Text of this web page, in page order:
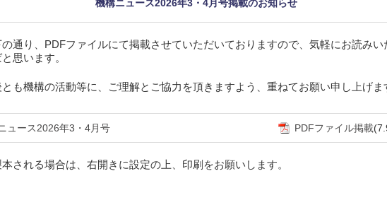
機構ニュース2026年3・4月号掲載のお知らせ
の通り、PDFファイルにて掲載させていただいておりますので、気軽にお読みい
思います。
も機構の活動等に、ご理解とご協力を頂きますよう、重ねてお願い申し上げま
ュース2026年3・4月号 PDFファイル掲載
される場合は、右開きに設定の上、印刷をお願いします。